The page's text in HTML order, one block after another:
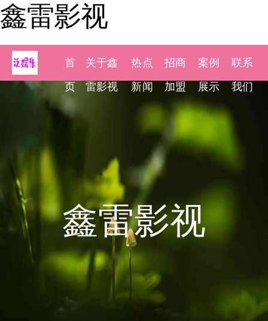
鑫雷影视
首
页
关于鑫
雷影视
热点
新闻
招商
加盟
案例
展示
联系
我们
鑫雷影视